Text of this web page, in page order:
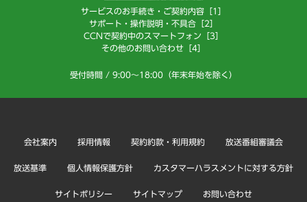
サービスのお手続き・ご契約内容［1］
サポート・操作説明・不具合［2］
CCNで契約中のスマートフォン［3］
その他のお問い合わせ［4］
受付時間 / 9:00～18:00（年末年始を除く）
会社案内 採用情報 契約約款・利用規約 放送番組審議会
放送基準 個人情報保護方針 カスタマーハラスメントに対する方針
サイトポリシー サイトマップ お問い合わせ